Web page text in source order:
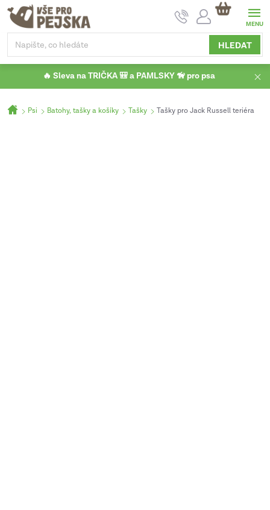
Přejít
obsah
HLEDAT
NÁKUPNÍ
KOŠÍK
🔥 Sleva na TRIČKA 🎒 a PAMLSKY 🦮 pro psa
Domů
Psi Batohy, tašky a košíky Tašky Tašky pro Jack Russell teriéra